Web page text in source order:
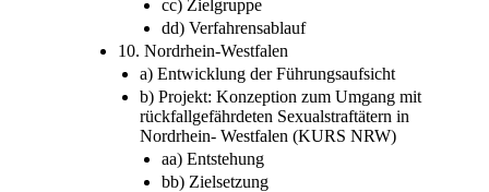
cc) Zielgruppe
dd) Verfahrensablauf
10. Nordrhein-Westfalen
a) Entwicklung der Führungsaufsicht
b) Projekt: Konzeption zum Umgang mit
rückfallgefährdeten Sexualstraftätern in
Nordrhein- Westfalen (KURS NRW)
aa) Entstehung
bb) Zielsetzung